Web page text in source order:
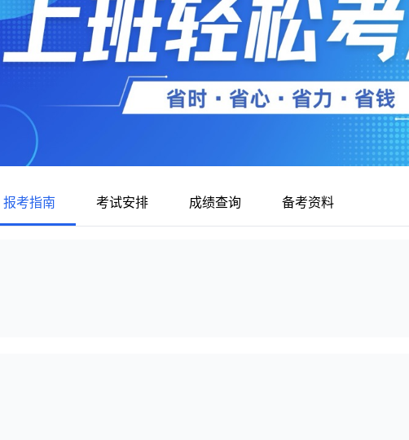
报考指南 考试安排 成绩查询 备考资料